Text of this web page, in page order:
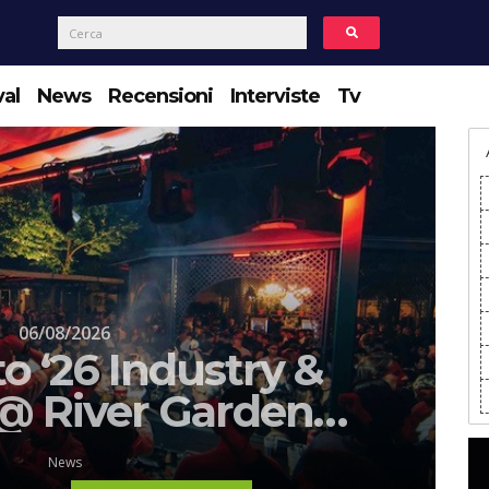
News Recensioni Interviste Tv
06/08/2026
‘26 Industry &
River Garden
News